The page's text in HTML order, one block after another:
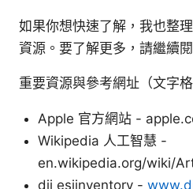
如果你想快速了解，我也整
資源。要了解更多，請繼續
重要資源與參考網址（文字
Apple 官方網站 -
Wikipedia 人工智慧 -
en.wikipedia.org/wiki/
dji esiinventory -